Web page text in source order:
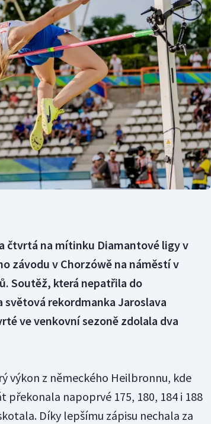
Moderní pětiboj
Motorsport
Olympijské hry
Parasport
Plavání
Plážový volejbal
Triatlon
Veslování
Vodní slalom
Volejbal
Ostatní
čtvrtá na mítinku Diamantové ligy v
závodu v Chorzówě na náměstí v
Soutěž, která nepatřila do
rekordmanka Jaroslava
ve venkovní sezoně zdolala dva
výkon z německého Heilbronnu, kde
napoprvé 175, 180, 184 i 188
Díky lepšímu zápisu nechala za